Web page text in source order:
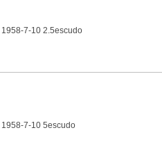
1958-7-10 2.5escudo
1958-7-10 5escudo